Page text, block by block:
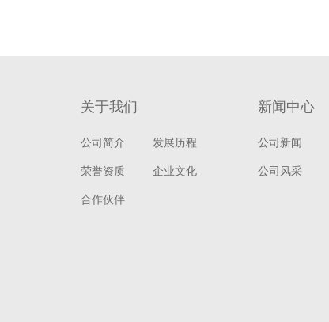
关于我们
公司简介
发展历程
荣誉资质
企业文化
合作伙伴
新闻中心
公司新闻
公司风采